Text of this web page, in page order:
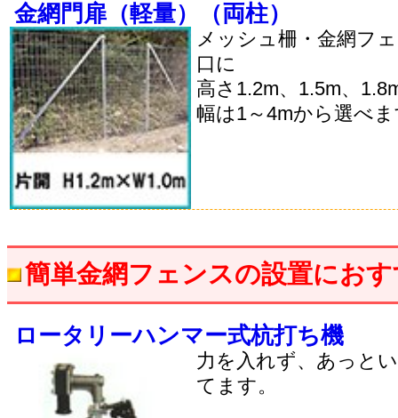
金網門扉（軽量）（両柱）
メッシュ柵・金網フ
口に
高さ1.2m、1.5m、
幅は1～4mから選べ
簡単金網フェンスの設置にお
ロータリーハンマー式杭打ち機
力を入れず、あっと
てます。